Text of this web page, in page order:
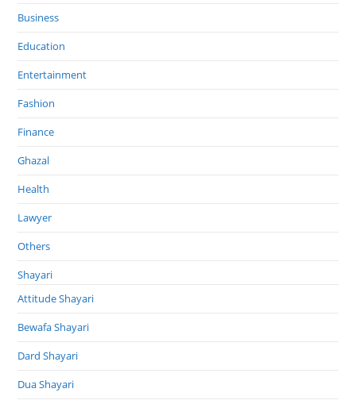
Business
Education
Entertainment
Fashion
Finance
Ghazal
Health
Lawyer
Others
Shayari
Attitude Shayari
Bewafa Shayari
Dard Shayari
Dua Shayari